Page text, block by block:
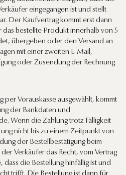
eingegangen ist und stellt
Der Kaufvertrag kommt erst dann
bestellte Produkt innerhalb von 5
übergeben oder den Versand an
mit einer zweiten E-Mail,
oder Zusendung der Rechnung
per Vorauskasse ausgewählt, kommt
der Bankdaten und
Wenn die Zahlung trotz Fälligkeit
nicht bis zu einem Zeitpunkt von
der Bestellbestätigung beim
Verkäufer das Recht, vom Vertrag
dass die Bestellung hinfällig ist und